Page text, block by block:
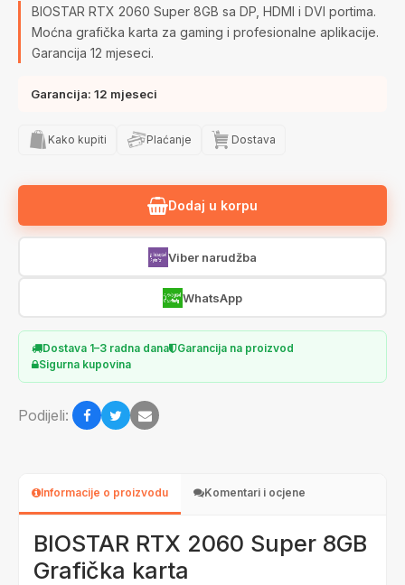
BIOSTAR RTX 2060 Super 8GB sa DP, HDMI i DVI portima.
Moćna grafička karta za gaming i profesionalne aplikacije.
Garancija 12 mjeseci.
Garancija: 12 mjeseci
Kako kupiti Plaćanje Dostava
Dodaj u korpu
Viber narudžba
WhatsApp
Dostava 1–3 radna dana
Garancija na proizvod
Sigurna kupovina
Podijeli:
Informacije o proizvodu Komentari i ocjene
BIOSTAR RTX 2060 Super 8GB
Grafička karta